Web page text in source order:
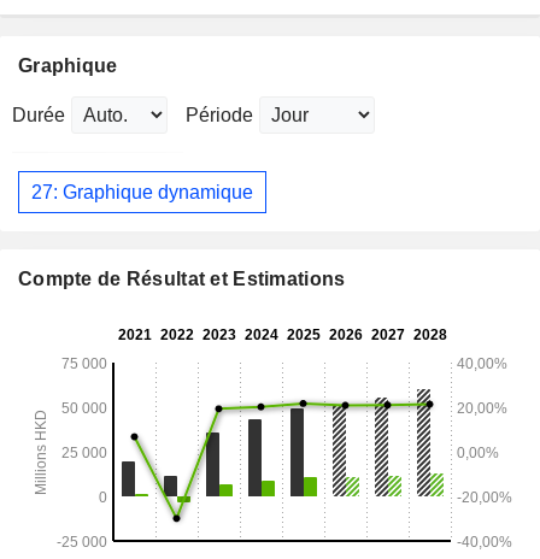
Graphique
Durée Période
27: Graphique dynamique
Compte de Résultat et Estimations